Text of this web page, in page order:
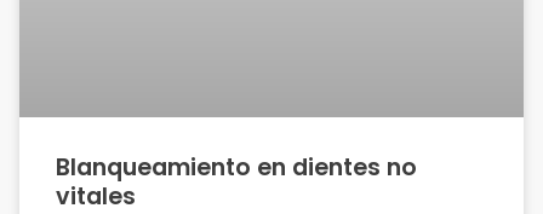
Blanqueamiento en dientes no
vitales